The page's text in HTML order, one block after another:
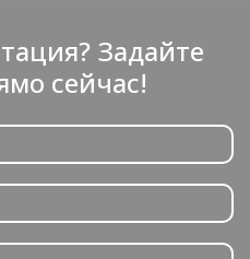
Задайте
сейчас!